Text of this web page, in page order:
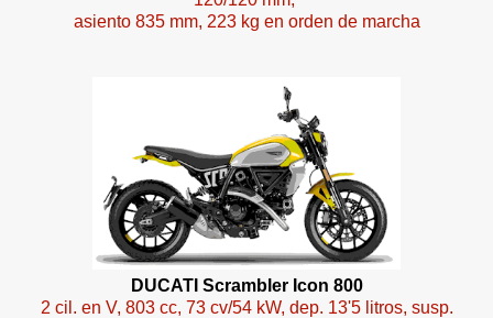
asiento 835 mm, 223 kg en orden de marcha
DUCATI Scrambler Icon 800
2 cil. en V, 803 cc, 73 cv/54 kW, dep. 13'5 litros, susp.